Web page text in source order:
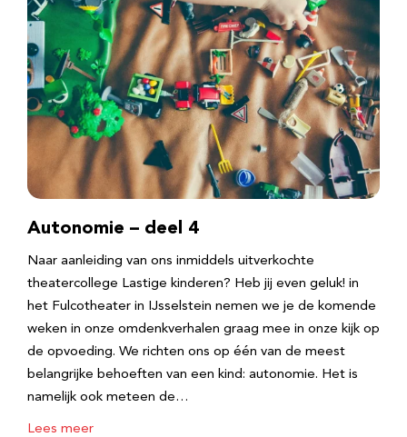
Autonomie – deel 4
Naar aanleiding van ons inmiddels uitverkochte
theatercollege Lastige kinderen? Heb jij even geluk! in
het Fulcotheater in IJsselstein nemen we je de komende
weken in onze omdenkverhalen graag mee in onze kijk op
de opvoeding. We richten ons op één van de meest
belangrijke behoeften van een kind: autonomie. Het is
namelijk ook meteen de…
Lees meer